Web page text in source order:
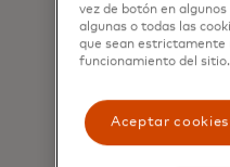
cualquier tarjeta
billetera móvil
su dispositivo con
adicional, los
aprovechar esta
vez de botón en
algunas o todas las
que sean estrictamente
funcionamiento del sitio.
Aceptar cookies